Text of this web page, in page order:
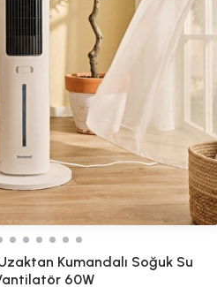
Kumandalı Soğuk Su
60W